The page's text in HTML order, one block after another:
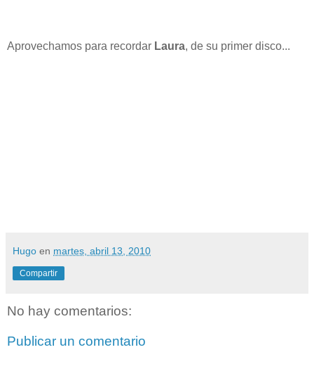
Aprovechamos para recordar Laura, de su primer disco...
Hugo en martes, abril 13, 2010
Compartir
No hay comentarios:
Publicar un comentario